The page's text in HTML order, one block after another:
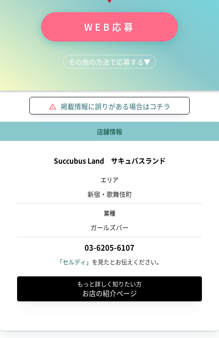
WEB応募
その他の方法で応募する▼
LINEで質問する 03-6205-6107
掲載情報に誤りがある場合はコチラ
店舗情報
Succubus Land サキュバスランド
エリア
新宿・歌舞伎町
業種
ガールズバー
03-6205-6107
「セルディ」 を見たとお伝えください。
もっと詳しく知りたい方
お店の紹介ページ